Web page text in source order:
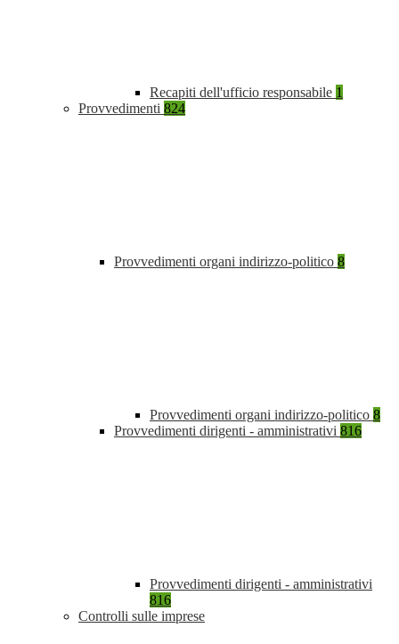
Recapiti dell'ufficio responsabile 1
Provvedimenti 824
Provvedimenti organi indirizzo-politico 8
Provvedimenti organi indirizzo-politico 8
Provvedimenti dirigenti - amministrativi 816
Provvedimenti dirigenti - amministrativi
816
Controlli sulle imprese